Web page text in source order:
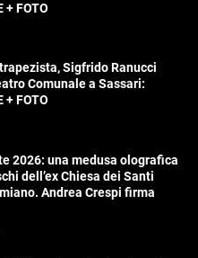
+ FOTO
Sigfrido Ranucci
Comunale a Sassari:
+ FOTO
2026: una medusa olografica
dell’ex Chiesa dei Santi
Andrea Crespi firma